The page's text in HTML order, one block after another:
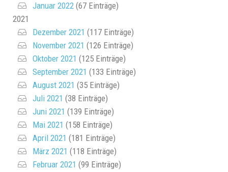
Januar 2022 (67 Einträge)
2021
Dezember 2021 (117 Einträge)
November 2021 (126 Einträge)
Oktober 2021 (125 Einträge)
September 2021 (133 Einträge)
August 2021 (35 Einträge)
Juli 2021 (38 Einträge)
Juni 2021 (139 Einträge)
Mai 2021 (158 Einträge)
April 2021 (181 Einträge)
März 2021 (118 Einträge)
Februar 2021 (99 Einträge)